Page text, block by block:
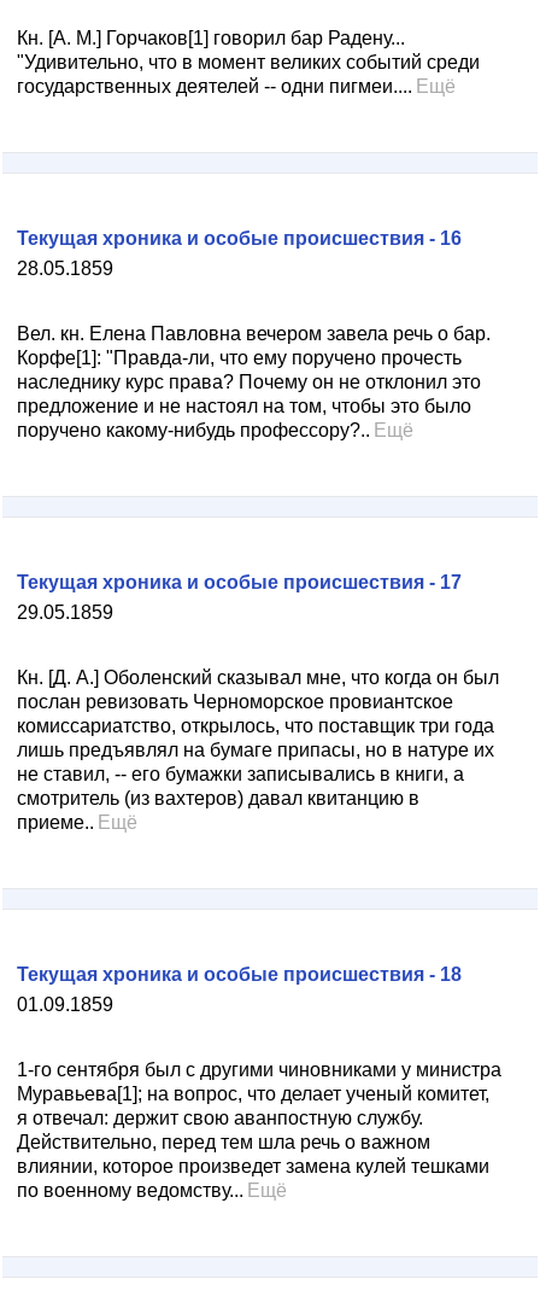
Кн. [A. M.] Горчаков[1] говорил бар Радену...
"Удивительно, что в момент великих событий среди
государственных деятелей -- одни пигмеи.... Ещё
28.05.1859
Текущая хроника и особые происшествия - 16
Вел. кн. Елена Павловна вечером завела речь о бар.
Корфе[1]: "Правда-ли, что ему поручено прочесть
наследнику курс права? Почему он не отклонил это
предложение и не настоял на том, чтобы это было
поручено какому-нибудь профессору?.. Ещё
29.05.1859
Текущая хроника и особые происшествия - 17
Кн. [Д. А.] Оболенский сказывал мне, что когда он был
послан ревизовать Черноморское провиантское
комиссариатство, открылось, что поставщик три года
лишь предъявлял на бумаге припасы, но в натуре их
не ставил, -- его бумажки записывались в книги, а
смотритель (из вахтеров) давал квитанцию в
приеме.. Ещё
01.09.1859
Текущая хроника и особые происшествия - 18
1-го сентября был с другими чиновниками у министра
Муравьева[1]; на вопрос, что делает ученый комитет,
я отвечал: держит свою аванпостную службу.
Действительно, перед тем шла речь о важном
влиянии, которое произведет замена кулей тешками
по военному ведомству... Ещё